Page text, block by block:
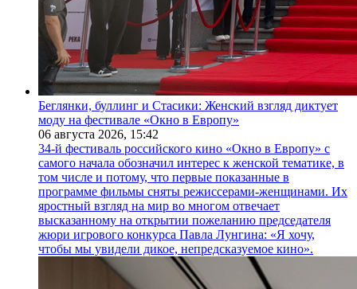
Беглянки, буллинг и Стасики: Женский взгляд диктует
моду на фестивале «Окно в Европу»
06 августа 2026, 15:42
34-й фестиваль российского кино «Окно в Европу» с
самого начала обозначил интерес к женской тематике, в
том числе и потому, что первые показанные в
программе фильмы сняты режиссерами-женщинами. Их
яростный взгляд на мир во многом отвечает
высказанному на открытии пожеланию председателя
жюри игрового конкурса Павла Лунгина: «Я хочу,
чтобы мы увидели дикое, непредсказуемое кино».